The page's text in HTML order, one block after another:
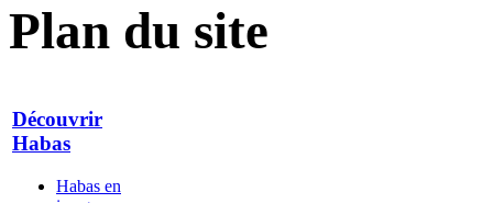
Plan du site
Découvrir
Habas
Habas en